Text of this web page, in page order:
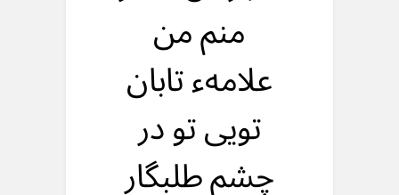
منم من
علامهء تابان
تويی تو در
چشم طلبگار